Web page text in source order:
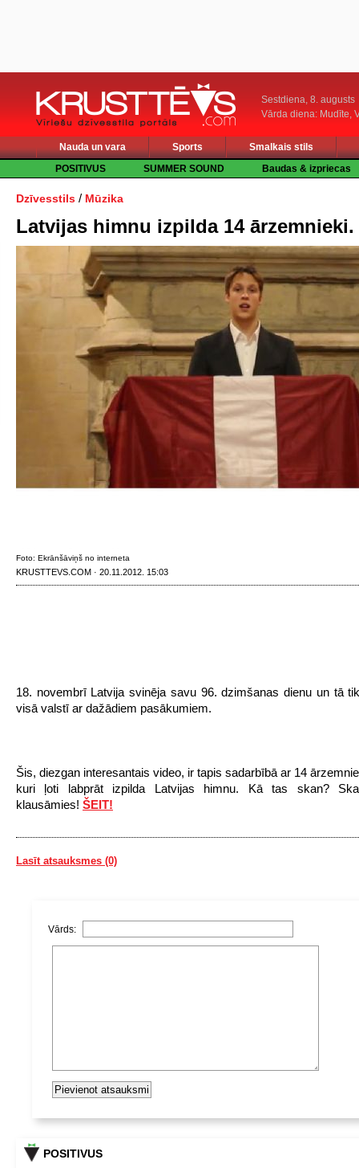
Sestdiena, 8. augusts
Vārda diena: Mudīte,
Nauda un vara Sports
Smalkais stils
POSITIVUS
SUMMER SOUND Baudas & izpriecas
Dzīvesstils / Mūzika
Latvijas himnu izpilda 14
Foto: Ekrānšāviņš no interneta
KRUSTTEVS.COM · 20.11.2012. 15:03
18. novembrī Latvija svinēja savu 96. dzimšanas dienu un tā
visā valstī ar dažādiem pasākumiem.
Šis, diezgan interesantais video, ir tapis sadarbībā ar 14
kuri ļoti labprāt izpilda Latvijas himnu. Kā tas skan?
klausāmies! ŠEIT!
Lasīt atsauksmes (0)
Vārds:
POSITIVUS